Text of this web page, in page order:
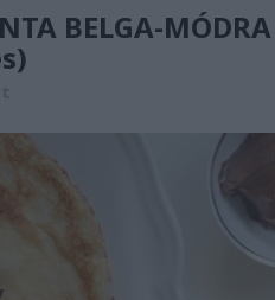
BELGA-